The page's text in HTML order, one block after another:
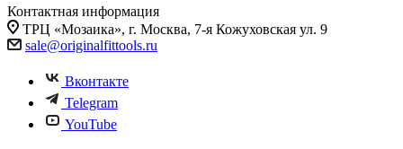
Контактная информация
ТРЦ «Мозаика», г. Москва, 7-я Кожуховская ул. 9
sale@originalfittools.ru
Вконтакте
Telegram
YouTube